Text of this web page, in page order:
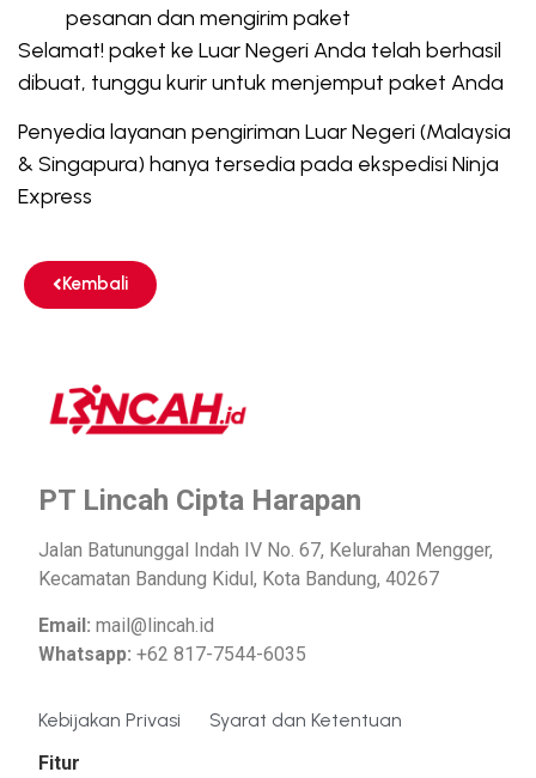
pesanan dan mengirim paket
Selamat! paket ke Luar Negeri Anda telah berhasil
dibuat, tunggu kurir untuk menjemput paket Anda
Penyedia layanan pengiriman Luar Negeri (Malaysia
& Singapura) hanya tersedia pada ekspedisi Ninja
Express
Kembali
PT Lincah Cipta Harapan
Jalan Batununggal Indah IV No. 67, Kelurahan Mengger,
Kecamatan Bandung Kidul, Kota Bandung, 40267
Email: mail@lincah.id
Whatsapp: +62 817-7544-6035
Kebijakan Privasi
Syarat dan Ketentuan
Fitur